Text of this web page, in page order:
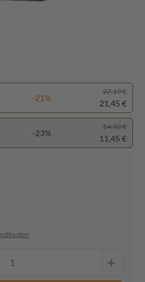
-21%
27,19 €
21,45 €
-23%
14,92 €
11,45 €